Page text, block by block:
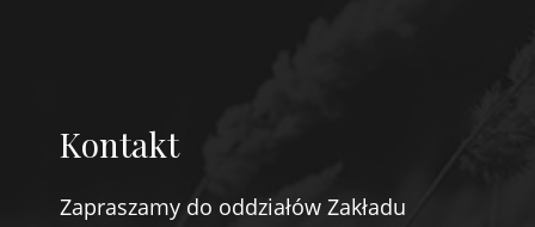
Kontakt
Zapraszamy do oddziałów Zakładu